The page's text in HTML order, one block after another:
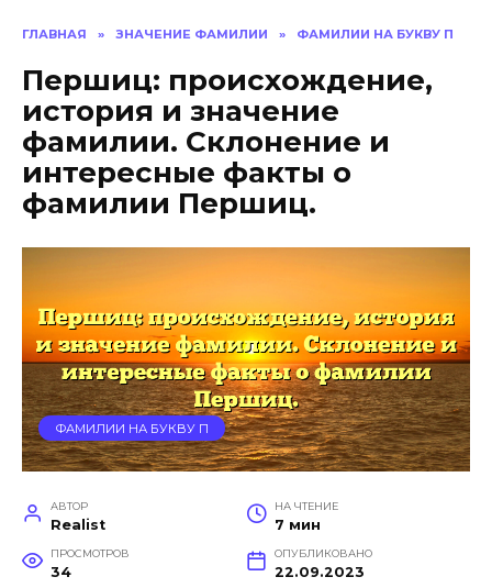
ГЛАВНАЯ » ЗНАЧЕНИЕ ФАМИЛИИ » ФАМИЛИИ НА БУКВУ П
Першиц: происхождение,
история и значение
фамилии. Склонение и
интересные факты о
фамилии Першиц.
ФАМИЛИИ НА БУКВУ П
АВТОР
Realist
НА ЧТЕНИЕ
7 мин
ПРОСМОТРОВ
34
ОПУБЛИКОВАНО
22.09.2023